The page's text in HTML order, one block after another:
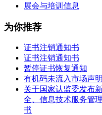
展会与培训信息
为你推荐
证书注销通知书
证书注销通知书
暂停证书恢复通知
有机码未流入市场声明
关于国家认监委发布
全、信息技术服务管
书